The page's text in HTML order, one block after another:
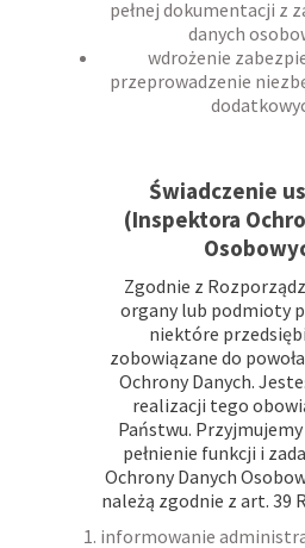
pełnej dokumentacji z
danych
wdrożenie
przeprowadzenie
Świadczenie
(Inspektora
Zgodnie z
organy lub podmioty
niektóre
zobowiązane do
Ochrony Danych.
realizacji tego
Państwu.
pełnienie funkcji i
Ochrony Danych
należą zgodnie z art. 39
informowanie